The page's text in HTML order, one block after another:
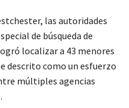
las autoridades
de búsqueda de
localizar a 43 menores
descrito como un esfuerzo
múltiples agencias